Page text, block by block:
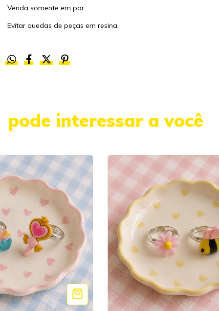
Venda somente em par.
Evitar quedas de peças em resina.
pode interessar a você